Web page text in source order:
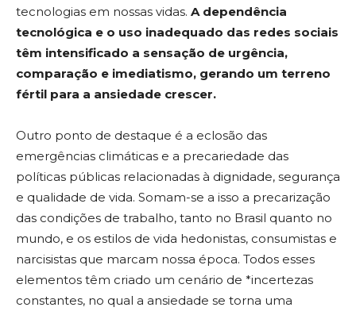
tecnologias em nossas vidas. A dependência
tecnológica e o uso inadequado das redes sociais
têm intensificado a sensação de urgência,
comparação e imediatismo, gerando um terreno
fértil para a ansiedade crescer.
Outro ponto de destaque é a eclosão das
emergências climáticas e a precariedade das
políticas públicas relacionadas à dignidade, segurança
e qualidade de vida. Somam-se a isso a precarização
das condições de trabalho, tanto no Brasil quanto no
mundo, e os estilos de vida hedonistas, consumistas e
narcisistas que marcam nossa época. Todos esses
elementos têm criado um cenário de *incertezas
constantes, no qual a ansiedade se torna uma